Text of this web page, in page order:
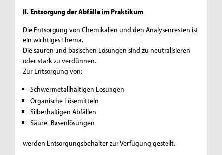
II. Entsorgung der Abfälle im Praktikum
Die Entsorgung von Chemikalien und den Analysenresten ist
ein wichtiges Thema.
Die sauren und basischen Lösungen sind zu neutralisieren
oder stark zu verdünnen.
Zur Entsorgung von:
Schwermetallhaltigen Lösungen
Organische Lösemitteln
Silberhaltigen Abfällen
Säure- Basenlösungen
werden Entsorgungsbehälter zur Verfügung gestellt.